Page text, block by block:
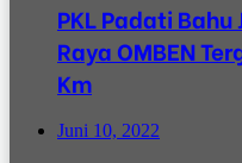
PKL Padati
Raya OMBEN
Km
Juni 10, 2022